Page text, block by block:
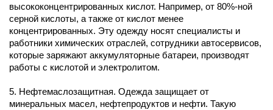
высококонцентрированных кислот. Например, от 80%-ной
серной кислоты, а также от кислот менее
концентрированных. Эту одежду носят специалисты и
работники химических отраслей, сотрудники автосервисов,
которые заряжают аккумуляторные батареи, производят
работы с кислотой и электролитом.
5. Нефтемаслозащитная. Одежда защищает от
минеральных масел, нефтепродуктов и нефти. Такую